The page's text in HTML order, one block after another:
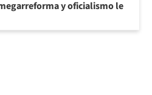
y oficialismo le